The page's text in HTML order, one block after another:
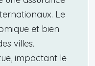
Le
et bien
villes.
impactant le